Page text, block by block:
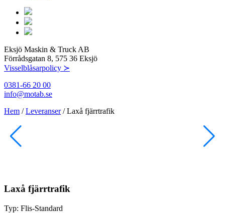
Eksjö Maskin & Truck AB
Förrådsgatan 8, 575 36 Eksjö
Visselblåsarpolicy ≻
0381-66 20 00
info@motab.se
Hem /Leveranser/Laxå fjärrtrafik
Laxå fjärrtrafik
Typ: Flis-Standard